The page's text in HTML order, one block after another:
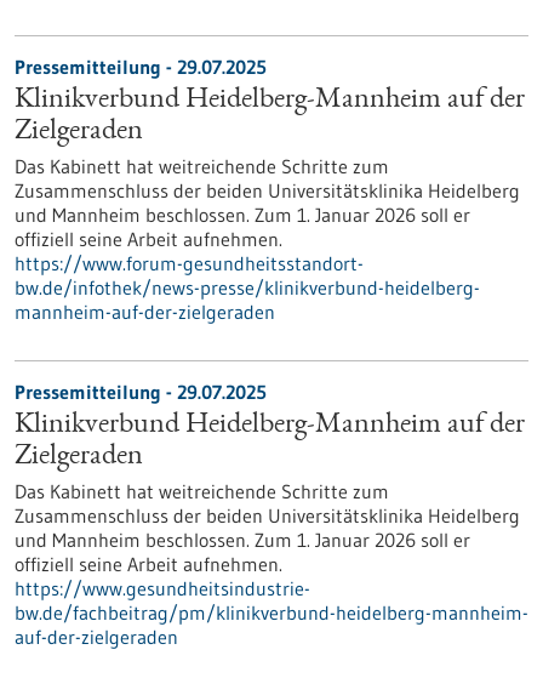
Pressemitteilung - 29.07.2025
Klinikverbund Heidelberg-Mannheim auf der
Zielgeraden
Das Kabinett hat weitreichende Schritte zum
Zusammenschluss der beiden Universitätsklinika Heidelberg
und Mannheim beschlossen. Zum 1. Januar 2026 soll er
offiziell seine Arbeit aufnehmen.
https://www.forum-gesundheitsstandort-
bw.de/infothek/news-presse/klinikverbund-heidelberg-
mannheim-auf-der-zielgeraden
Pressemitteilung - 29.07.2025
Klinikverbund Heidelberg-Mannheim auf der
Zielgeraden
Das Kabinett hat weitreichende Schritte zum
Zusammenschluss der beiden Universitätsklinika Heidelberg
und Mannheim beschlossen. Zum 1. Januar 2026 soll er
offiziell seine Arbeit aufnehmen.
https://www.gesundheitsindustrie-
bw.de/fachbeitrag/pm/klinikverbund-heidelberg-mannheim-
auf-der-zielgeraden